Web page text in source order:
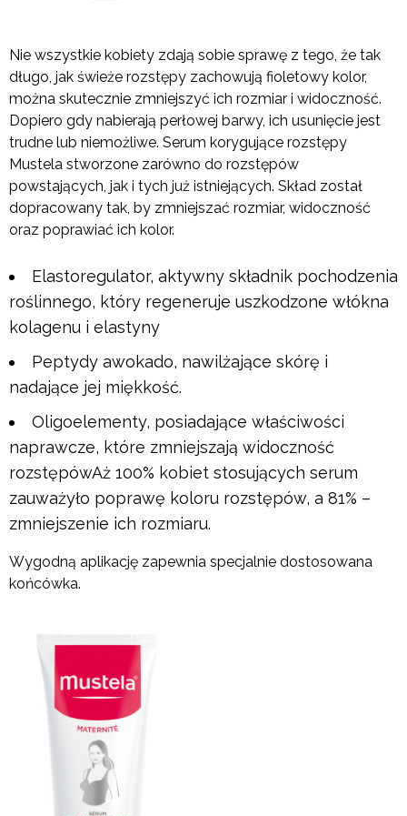
Nie wszystkie kobiety zdają sobie sprawę z tego, że tak
długo, jak świeże rozstępy zachowują fioletowy kolor,
można skutecznie zmniejszyć ich rozmiar i widoczność.
Dopiero gdy nabierają perłowej barwy, ich usunięcie jest
trudne lub niemożliwe. Serum korygujące rozstępy
Mustela stworzone zarówno do rozstępów
powstających, jak i tych już istniejących. Skład został
dopracowany tak, by zmniejszać rozmiar, widoczność
oraz poprawiać ich kolor.
Elastoregulator, aktywny składnik pochodzenia
roślinnego, który regeneruje uszkodzone włókna
kolagenu i elastyny
Peptydy awokado, nawilżające skórę i
nadające jej miękkość.
Oligoelementy, posiadające właściwości
naprawcze, które zmniejszają widoczność
rozstępówAż 100% kobiet stosujących serum
zauważyło poprawę koloru rozstępów, a 81% –
zmniejszenie ich rozmiaru.
Wygodną aplikację zapewnia specjalnie dostosowana
końcówka.